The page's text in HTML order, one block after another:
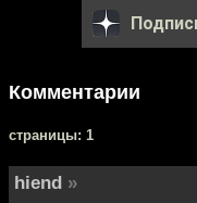
Комментарии
cтраницы: 1
hiend »